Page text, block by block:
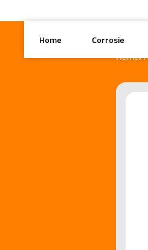
Home Corrosie
Home/